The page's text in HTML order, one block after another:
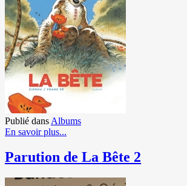
Publié dans Albums
En savoir plus...
Parution de La Bête 2